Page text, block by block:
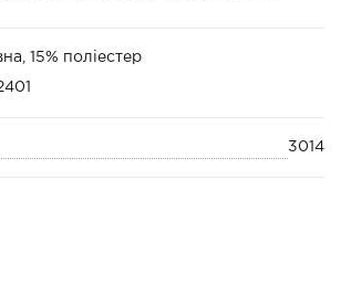
15% поліестер
3014